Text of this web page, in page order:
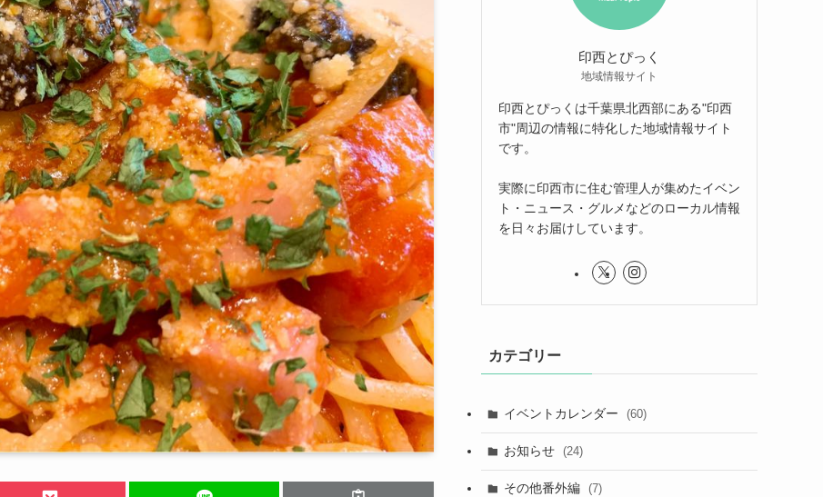
印西とぴっく
地域情報サイト
印西とぴっくは千葉県北西部にある"印西
市"周辺の情報に特化した地域情報サイト
です。
実際に印西市に住む管理人が集めたイベン
ト・ニュース・グルメなどのローカル情報
を日々お届けしています。
カテゴリー
イベントカレンダー (60)
お知らせ (24)
その他番外編 (7)